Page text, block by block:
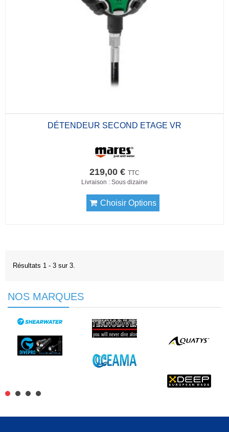
DÉTENDEUR SECOND ETAGE VR
219,00 € TTC
Livraison : Sous dizaine
Choisir Options
Résultats 1 - 3 sur 3.
NOS MARQUES